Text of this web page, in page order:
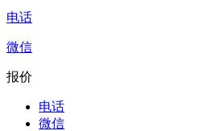
电话
微信
报价
电话
微信